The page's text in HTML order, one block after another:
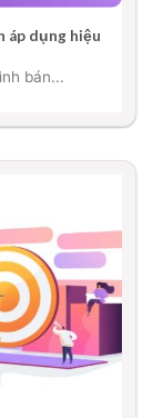
áp dụng hiệu
bán...